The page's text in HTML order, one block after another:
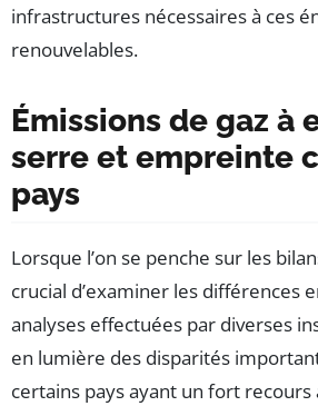
infrastructures nécessaires à ces
renouvelables.
Émissions de gaz à
serre et empreinte
pays
Lorsque l’on se penche sur les
crucial d’examiner les différences
analyses effectuées par diverses
en lumière des disparités
certains pays ayant un fort recours